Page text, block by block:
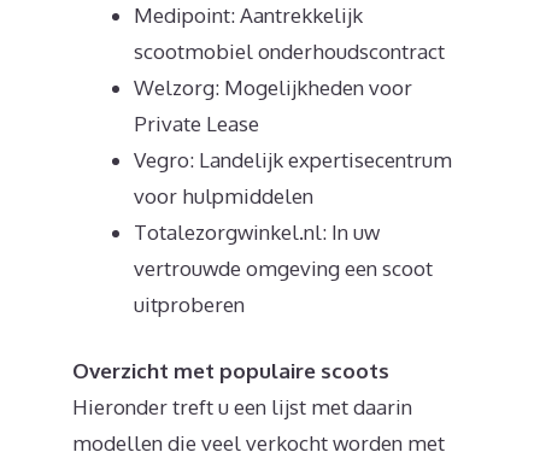
Medipoint: Aantrekkelijk
scootmobiel onderhoudscontract
Welzorg: Mogelijkheden voor
Private Lease
Vegro: Landelijk expertisecentrum
voor hulpmiddelen
Totalezorgwinkel.nl: In uw
vertrouwde omgeving een scoot
uitproberen
Overzicht met populaire scoots
Hieronder treft u een lijst met daarin
modellen die veel verkocht worden met